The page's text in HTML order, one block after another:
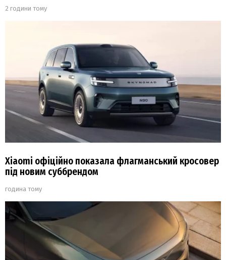
2 години тому
Xiaomi офіційно показала флагманський кросовер
під новим суббрендом
година тому